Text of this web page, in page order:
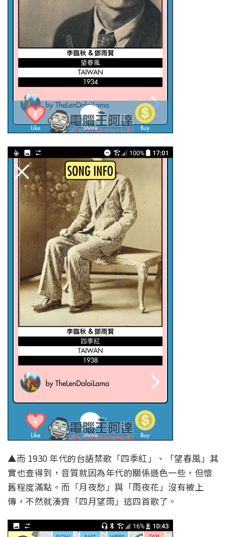
▲而 1930 年代的台語禁歌「四季紅」、「望春風」其
實也查得到，音質就因為年代的關係遜色一些，但懷
舊程度滿點。而「月夜愁」與「雨夜花」沒有被上
傳，不然就湊齊「四月望雨」這四首歌了。